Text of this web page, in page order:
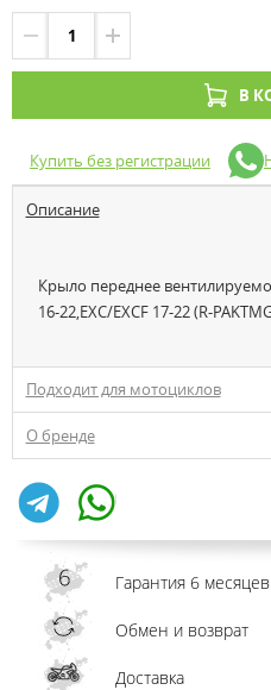
В
Купить без регистрации
Описание
Крыло переднее
16-22,EXC/EXCF 17-22 (R-
Подходит для мотоциклов
О бренде
Гарантия 6 месяцев
Обмен и возврат
Доставка